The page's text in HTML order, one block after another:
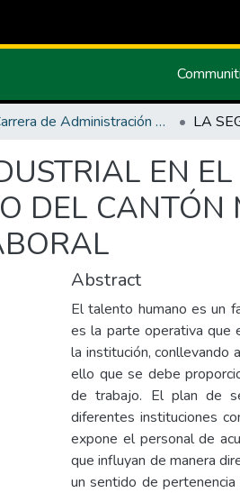
Carrera de Administración de Empresas y Marketing
EN
DEL
Abstract
El talento humano es un
es la parte operativa que
la institución, conllevando
ello que se debe
de trabajo. El plan de
diferentes instituciones
expone el personal de
que influyan de manera
un sentido de